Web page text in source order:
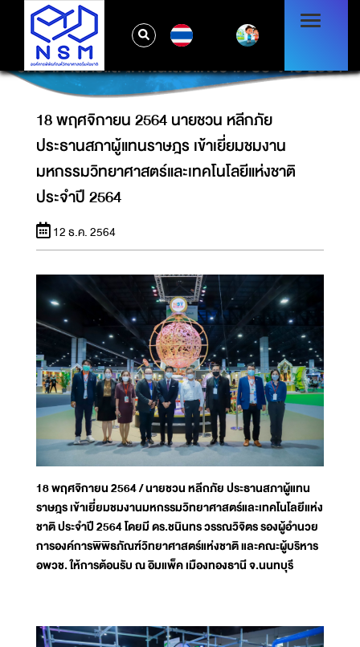
18 พฤศจิกายน 2564 นายชวน หลีกภัย ประธาน
สภาผู้แทนราษฎร เข้าเยี่ยมชมงานมหกรรม
วิทยาศาสตร์และเทคโนโลยีแห่งชาติ ประจำปี 2564
18 พฤศจิกายน 2564 นายชวน หลีกภัย
ประธานสภาผู้แทนราษฎร เข้าเยี่ยมชมงาน
มหกรรมวิทยาศาสตร์และเทคโนโลยีแห่งชาติ
ประจำปี 2564
12 ธ.ค. 2564
18 พฤศจิกายน 2564 / นายชวน หลีกภัย ประธานสภาผู้แทน
ราษฎร เข้าเยี่ยมชมงานมหกรรมวิทยาศาสตร์และเทคโนโลยีแห่ง
ชาติ ประจำปี 2564 โดยมี ดร.ชนินทร วรรณวิจิตร รองผู้อำนวย
การองค์การพิพิธภัณฑ์วิทยาศาสตร์แห่งชาติ และคณะผู้บริหาร
อพวช. ให้การต้อนรับ ณ อิมแพ็ค เมืองทองธานี จ.นนทบุรี